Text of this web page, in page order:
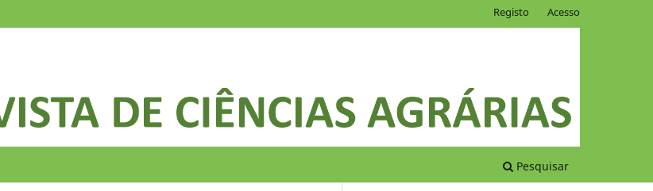
Pesquisar
Registo Acesso